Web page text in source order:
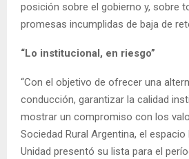
posición sobre el gobierno y, sobre
promesas incumplidas de baja de
“Lo institucional, en riesgo”
“Con el objetivo de ofrecer una
conducción, garantizar la calidad
mostrar un compromiso con los
Sociedad Rural Argentina, el
Unidad presentó su lista para el